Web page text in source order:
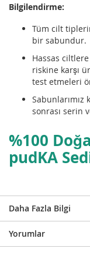
Bilgilendirme:
Tüm cilt
bir sabundur.
Hassas
riskine karşı
test etmeleri
sonrası serin
%100
pudKA
Daha Fazla Bilgi
Yorumlar